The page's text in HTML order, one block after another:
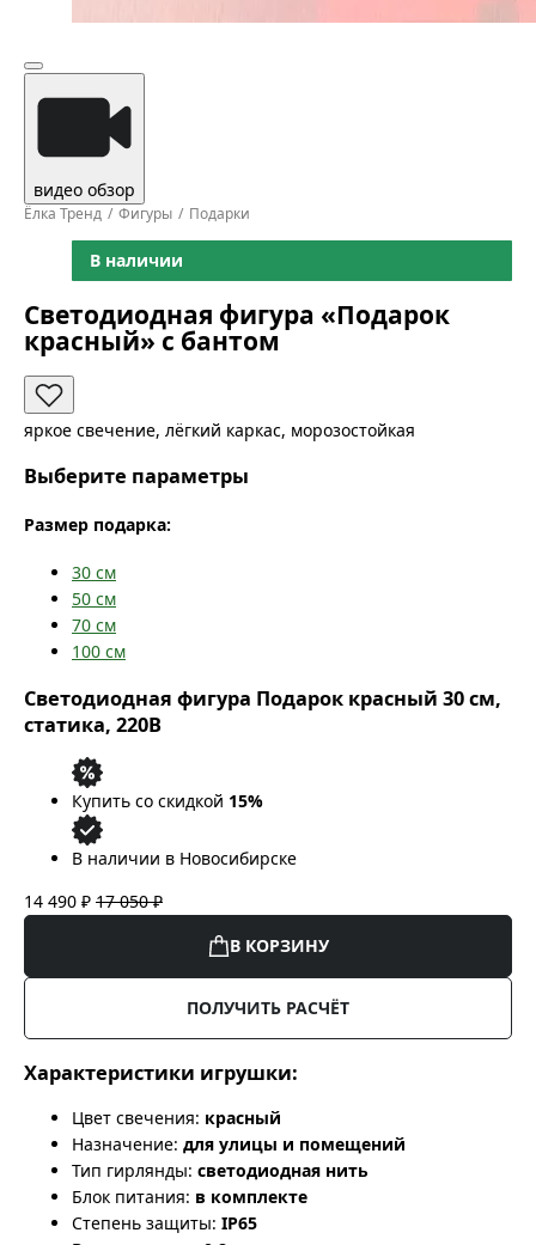
видео обзор
Ёлка Тренд Фигуры Подарки
В наличии
Светодиодная фигура «Подарок
красный» с бантом
яркое свечение, лёгкий каркас, морозостойкая
Выберите параметры
Размер подарка:
30 см
50 см
70 см
100 см
Светодиодная фигура Подарок красный 30 см,
статика, 220В
Купить со скидкой 15%
В наличии в Новосибирске
14 490 ₽ 17 050 ₽
В КОРЗИНУ
ПОЛУЧИТЬ РАСЧЁТ
Характеристики игрушки:
Цвет свечения: красный
Назначение: для улицы и помещений
Тип гирлянды: светодиодная нить
Блок питания: в комплекте
Степень защиты: IP65